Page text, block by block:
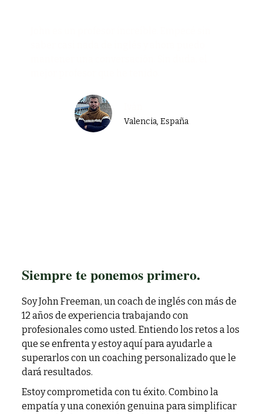
Valencia, España
Siempre te ponemos primero.
Soy John Freeman, un coach de inglés con más de
12 años de experiencia trabajando con
profesionales como usted. Entiendo los retos a los
que se enfrenta y estoy aquí para ayudarle a
superarlos con un coaching personalizado que le
dará resultados.
Estoy comprometida con tu éxito. Combino la
empatía y una conexión genuina para simplificar